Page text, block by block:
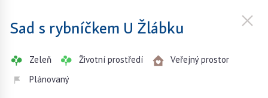
Sad s rybníčkem U Žlábku
Zeleň Životní prostředí
Veřejný prostor
Plánovaný